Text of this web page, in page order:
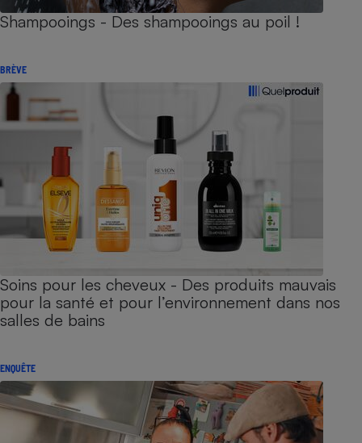
Shampooings - Des shampooings au poil !
BRÈVE
Soins pour les cheveux - Des produits mauvais
pour la santé et pour l’environnement dans nos
salles de bains
ENQUÊTE